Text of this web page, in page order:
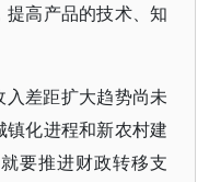
高产品的技术、知
差距扩大趋势尚未
化进程和新农村建
要推进财政转移支